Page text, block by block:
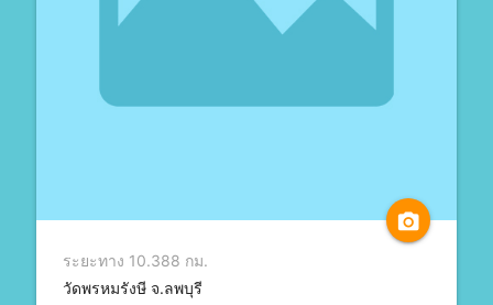
camera_alt
ระยะทาง 10.388 กม.
วัดพรหมรังษี จ.ลพบุรี